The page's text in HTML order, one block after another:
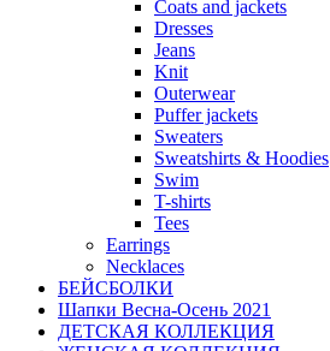
Coats and jackets
Dresses
Jeans
Knit
Outerwear
Puffer jackets
Sweaters
Sweatshirts & Hoodies
Swim
T-shirts
Tees
Earrings
Necklaces
БЕЙСБОЛКИ
Шапки Весна-Осень 2021
ДЕТСКАЯ КОЛЛЕКЦИЯ